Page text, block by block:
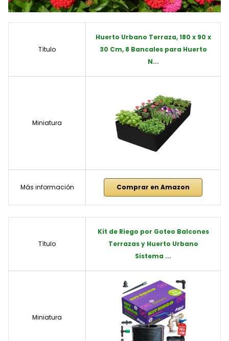
Título
Huerto Urbano Terraza, 180 x 90 x
30 Cm, 8 Bancales para Huerto
N...
Miniatura
Más información Comprar en Amazon
Título
Kit de Riego por Goteo Balcones
Terrazas y Huerto Urbano
Sistema ...
Miniatura